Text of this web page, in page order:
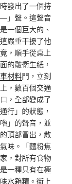
發出了一個持
」聲。這聲音
一個巨大的、
嚴重干擾了他
，順手從桌上
的皺衛生紙，
材料門，立刻
，數百個交通
，全部變成了
行」的狀態，
」的聲音，並
頂部冒出，散
味。「麵粉焦
，對所有食物
一種只有在極
水箱精 。街上